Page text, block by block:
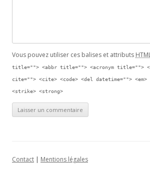
Vous pouvez utiliser ces balises et attributs
title=""> <abbr title=""> <acronym title="">
cite=""> <cite> <code> <del datetime="">
<strike> <strong>
Contact | Mentions légales